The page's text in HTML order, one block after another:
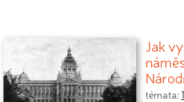
Jak
témata: